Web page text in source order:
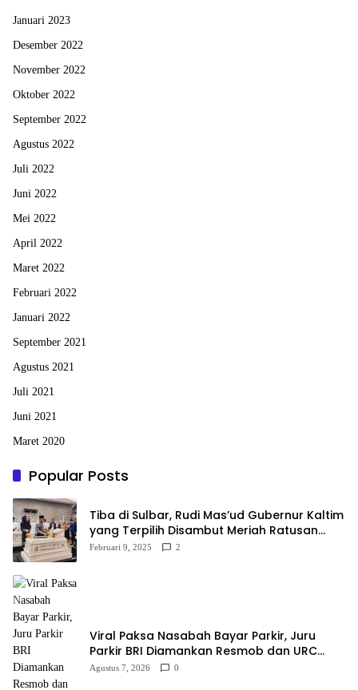
Januari 2023
Desember 2022
November 2022
Oktober 2022
September 2022
Agustus 2022
Juli 2022
Juni 2022
Mei 2022
April 2022
Maret 2022
Februari 2022
Januari 2022
September 2021
Agustus 2021
Juli 2021
Juni 2021
Maret 2020
Popular Posts
Tiba di Sulbar, Rudi Mas’ud Gubernur Kaltim
yang Terpilih Disambut Meriah Ratusan
Masyarakat
Februari 9, 2025 2
Viral Paksa Nasabah Bayar Parkir, Juru
Parkir BRI Diamankan Resmob dan URC
Polresta Mamuju
Agustus 7, 2026 0